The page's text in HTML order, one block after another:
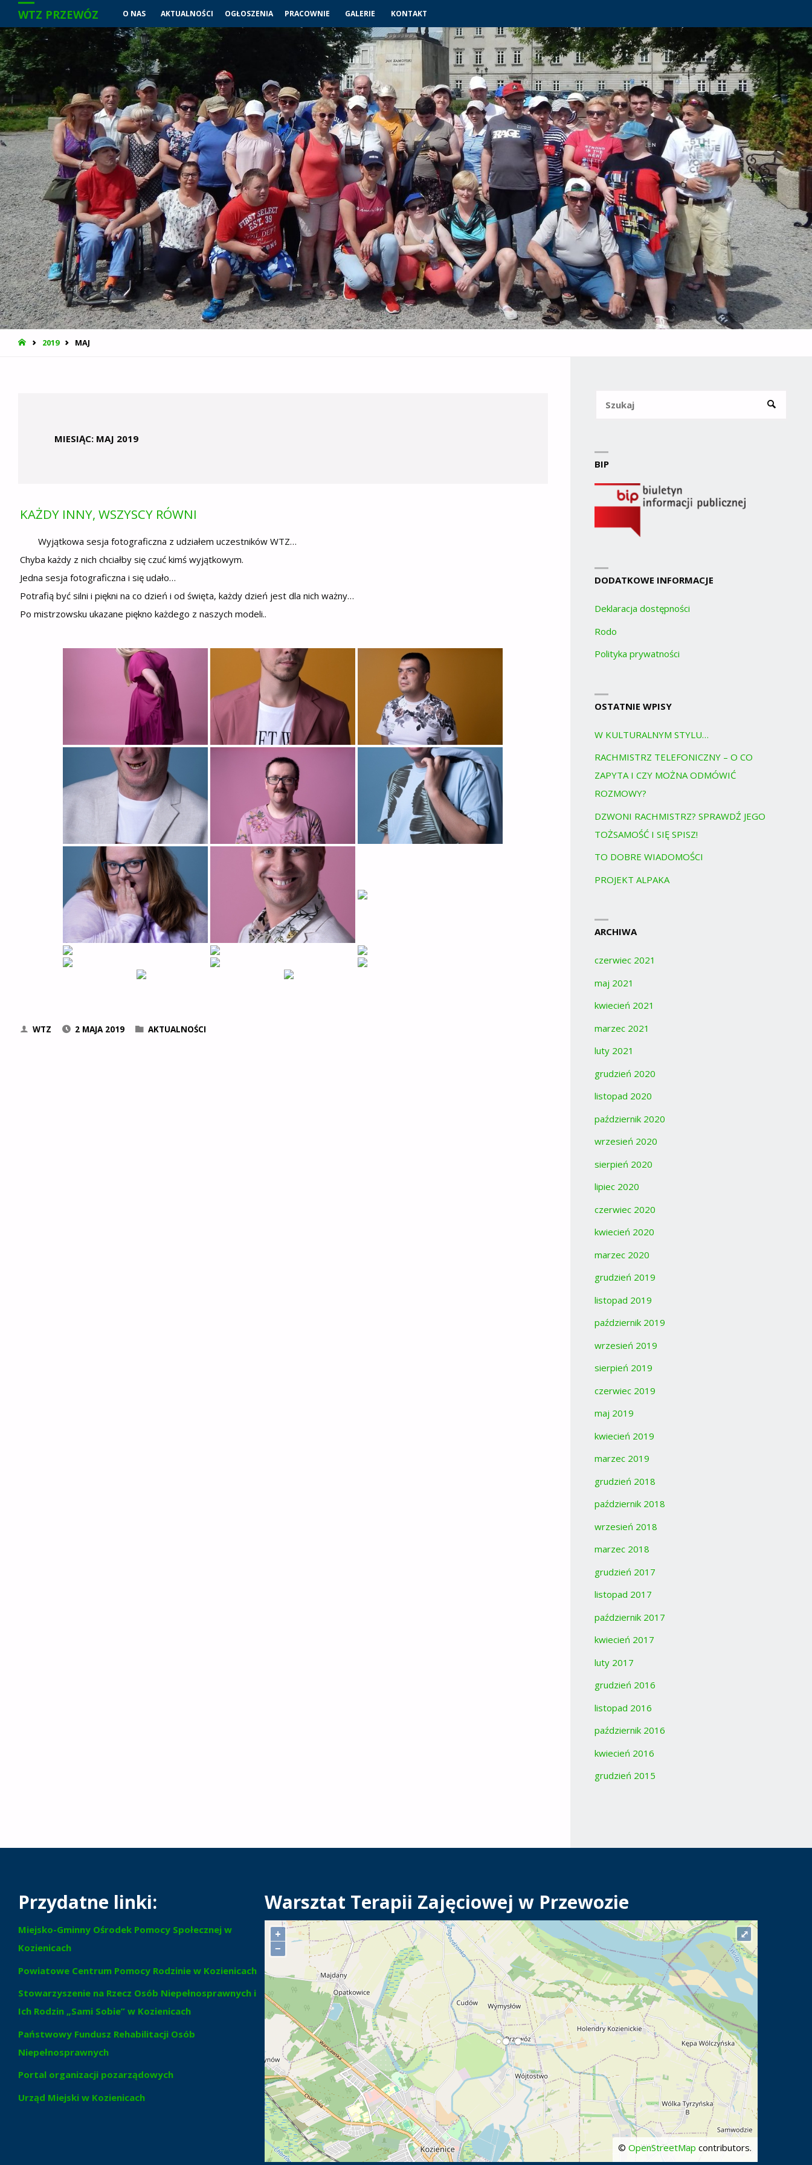
WTZ PRZEWÓZ Przejdź
do
treści
O NAS AKTUALNOŚCI OGŁOSZENIA PRACOWNIE GALERIE KONTAKT
STRONA
2019 MAJ
MIESIĄC: MAJ 2019
KAŻDY INNY, WSZYSCY RÓWNI
Wyjątkowa sesja fotograficzna z udziałem uczestników WTZ…
Chyba każdy z nich chciałby się czuć kimś wyjątkowym.
Jedna sesja fotograficzna i się udało…
Potrafią być silni i piękni na co dzień i od święta, każdy dzień jest dla nich ważny…
Po mistrzowsku ukazane piękno każdego z naszych modeli..
WTZ 2 MAJA 2019 AKTUALNOŚCI
SZUKAJ
BIP
DODATKOWE INFORMACJE
Deklaracja dostępności
Rodo
Polityka prywatności
OSTATNIE WPISY
W KULTURALNYM STYLU…
RACHMISTRZ TELEFONICZNY – O CO
ZAPYTA I CZY MOŻNA ODMÓWIĆ
ROZMOWY?
DZWONI RACHMISTRZ? SPRAWDŹ JEGO
TOŻSAMOŚĆ I SIĘ SPISZ!
TO DOBRE WIADOMOŚCI
PROJEKT ALPAKA
ARCHIWA
czerwiec 2021
maj 2021
kwiecień 2021
marzec 2021
luty 2021
grudzień 2020
listopad 2020
październik 2020
wrzesień 2020
sierpień 2020
lipiec 2020
czerwiec 2020
kwiecień 2020
marzec 2020
grudzień 2019
listopad 2019
październik 2019
wrzesień 2019
sierpień 2019
czerwiec 2019
maj 2019
kwiecień 2019
marzec 2019
grudzień 2018
październik 2018
wrzesień 2018
marzec 2018
grudzień 2017
listopad 2017
październik 2017
kwiecień 2017
luty 2017
grudzień 2016
listopad 2016
październik 2016
kwiecień 2016
grudzień 2015
Przydatne linki:
Miejsko-Gminny Ośrodek Pomocy Społecznej w
Kozienicach
Powiatowe Centrum Pomocy Rodzinie w Kozienicach
Stowarzyszenie na Rzecz Osób Niepełnosprawnych i
Ich Rodzin „Sami Sobie” w Kozienicach
Państwowy Fundusz Rehabilitacji Osób
Niepełnosprawnych
Portal organizacji pozarządowych
Urząd Miejski w Kozienicach
Warsztat Terapii Zajęciowej w Przewozie
+
−
©OpenStreetMap contributors.
⤢